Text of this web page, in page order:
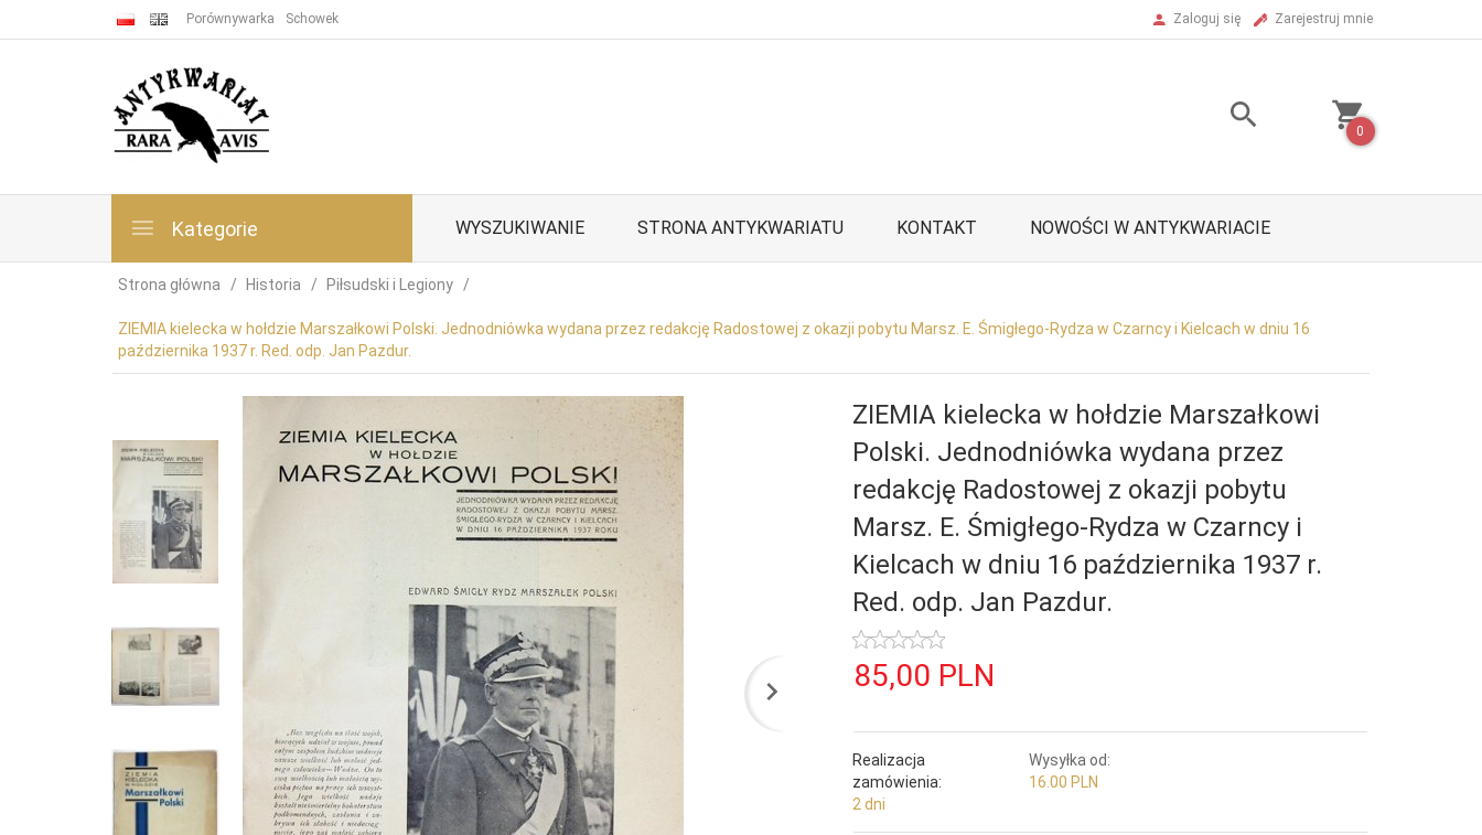
Porównywarka Schowek Zaloguj się Zarejestruj mnie
0
Kategorie WYSZUKIWANIE STRONA ANTYKWARIATU KONTAKT NOWOŚCI W ANTYKWARIACIE
Strona główna Historia Piłsudski i Legiony
ZIEMIA kielecka w hołdzie Marszałkowi Polski. Jednodniówka wydana przez redakcję Radostowej z okazji pobytu Marsz. E. Śmigłego-Rydza w Czarncy i Kielcach w dniu 16
października 1937 r. Red. odp. Jan Pazdur.
ZIEMIA kielecka w hołdzie Marszałkowi
Polski. Jednodniówka wydana przez
redakcję Radostowej z okazji pobytu
Marsz. E. Śmigłego-Rydza w Czarncy i
Kielcach w dniu 16 października 1937 r.
Red. odp. Jan Pazdur.
85,00 PLN
Realizacja
zamówienia:
2 dni
Wysyłka od:
16.00 PLN